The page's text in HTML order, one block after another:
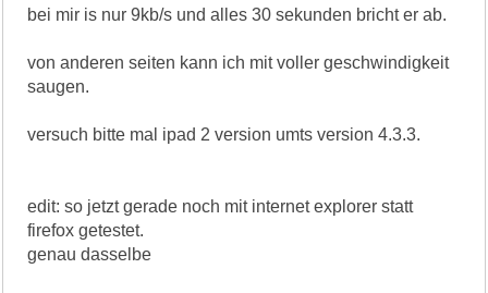
bei mir is nur 9kb/s und alles 30 sekunden bricht er ab.
von anderen seiten kann ich mit voller geschwindigkeit
saugen.
versuch bitte mal ipad 2 version umts version 4.3.3.
edit: so jetzt gerade noch mit internet explorer statt
firefox getestet.
genau dasselbe